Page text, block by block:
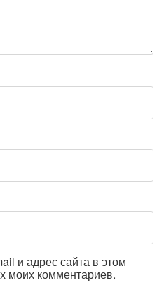
и адрес сайта в этом
моих комментариев.